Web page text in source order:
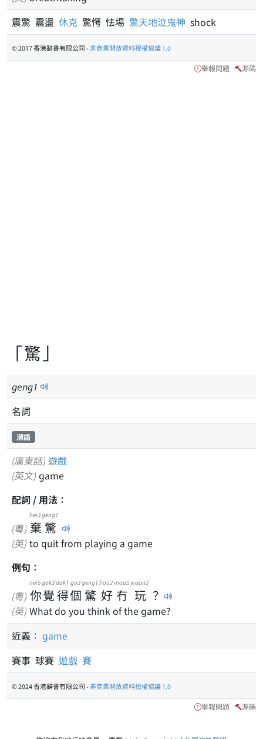
震驚 震盪 休克 驚愕 怯場 驚天地泣鬼神 shock
© 2017 香港辭書有限公司 -非商業開放資料授權協議 1.0
舉報問題 源碼
「驚」
geng1
名詞
潮語
(廣東話) 遊戲
(英文) game
配詞 / 用法：
(粵) 棄
hei3
驚
geng1
(英) to quit from playing a game
例句：
(粵) 你
nei5
覺
gok3
得
dak1
個
go3
驚
geng1
好
hou2
冇
mou5
玩
waan2
？
(英) What do you think of the game?
近義： game
賽事 球賽 遊戲 賽
© 2024 香港辭書有限公司 -非商業開放資料授權協議 1.0
舉報問題 源碼